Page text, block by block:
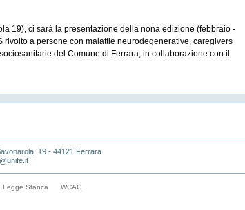
19), ci sarà la presentazione della nona edizione (febbraio -
rivolto a persone con malattie neurodegenerative, caregivers
del Comune di Ferrara, in collaborazione con il
19 - 44121 Ferrara
Legge Stanca WCAG